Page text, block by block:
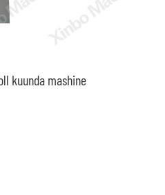
kuunda mashine